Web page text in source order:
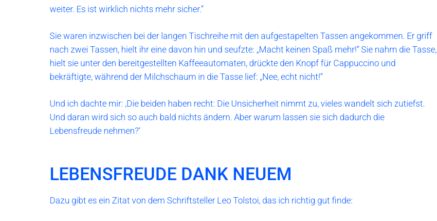
weiter. Es ist wirklich nichts mehr sicher.“
Sie waren inzwischen bei der langen Tischreihe mit den aufgestapelten Tassen angekommen. Er griff
nach zwei Tassen, hielt ihr eine davon hin und seufzte: „Macht keinen Spaß mehr!“ Sie nahm die Tasse,
hielt sie unter den bereitgestellten Kaffeeautomaten, drückte den Knopf für Cappuccino und
bekräftigte, während der Milchschaum in die Tasse lief: „Nee, echt nicht!“
Und ich dachte mir: ‚Die beiden haben recht: Die Unsicherheit nimmt zu, vieles wandelt sich zutiefst.
Und daran wird sich so auch bald nichts ändern. Aber warum lassen sie sich dadurch die
Lebensfreude nehmen?‘
LEBENSFREUDE DANK NEUEM
Dazu gibt es ein Zitat von dem Schriftsteller Leo Tolstoi, das ich richtig gut finde: